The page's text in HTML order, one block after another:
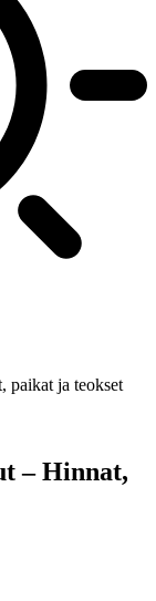
paikat ja teokset
– Hinnat,